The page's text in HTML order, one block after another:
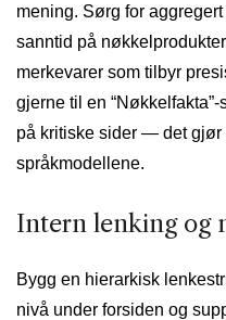
mening. Sørg for
sanntid på
merkevarer som tilbyr
gjerne til en
på kritiske sider — det gjør
språkmodellene.
Intern lenking og
Bygg en hierarkisk
nivå under forsiden og